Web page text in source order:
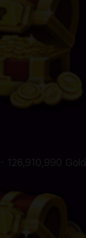
126,910,990 Gold